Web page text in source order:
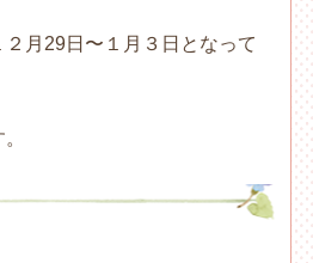
月29日〜１月３日となって